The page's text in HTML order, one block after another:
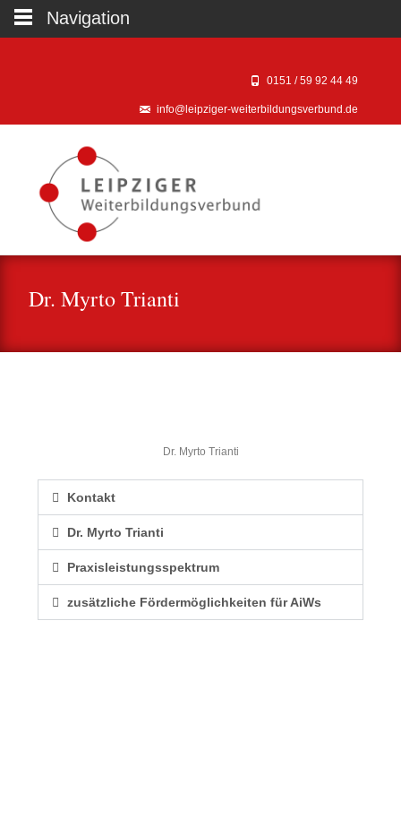
0151 / 59 92 44 49‬
info@leipziger-weiterbildungsverbund.de
Dr. Myrto Trianti
Dr. Myrto Trianti
Kontakt
Dr. Myrto Trianti
Praxisleistungsspektrum
zusätzliche Fördermöglichkeiten für AiWs
Navigation